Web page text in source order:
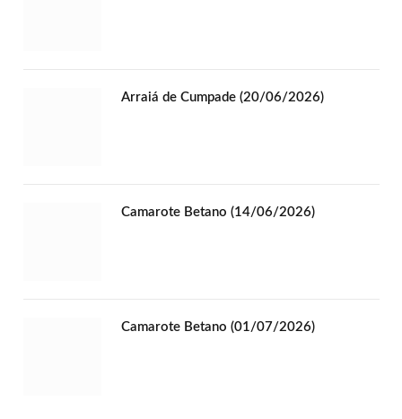
Arraiá de Cumpade (20/06/2026)
Camarote Betano (14/06/2026)
Camarote Betano (01/07/2026)